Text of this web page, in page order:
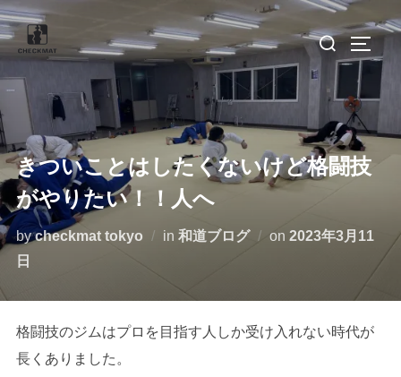
コ
ン
テ
ン
ツ
へ
ス
キ
ッ
プ
検
索
対
象:
きついことはしたくないけど格闘技
がやりたい！！人へ
bycheckmat tokyo in 和道ブログ on 投
2023年3月11
日
格闘技のジムはプロを目指す人しか受け入れない時代が
長くありました。